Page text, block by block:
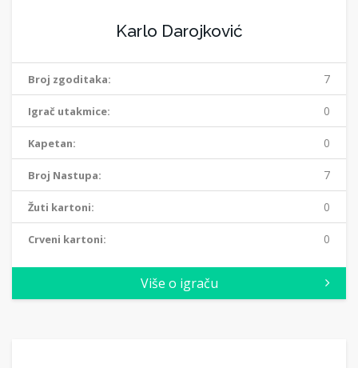
Karlo Darojković
Broj zgoditaka: 7
Igrač utakmice: 0
Kapetan: 0
Broj Nastupa: 7
Žuti kartoni: 0
Crveni kartoni: 0
Više o igraču